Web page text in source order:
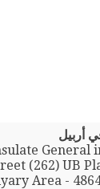
أربيل
General
(262) UB
Area -